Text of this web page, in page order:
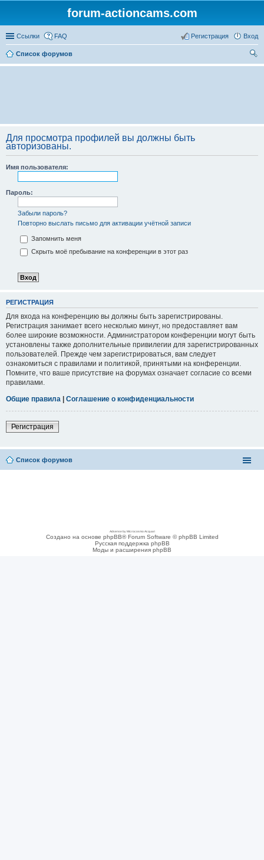
forum-actioncams.com
Ссылки FAQ Вход
Регистрация
Список форумов
ои
Для просмотра профилей вы должны быть
авторизованы.
Имя пользователя:
Пароль:
Забыли пароль?
Повторно выслать письмо для активации учётной записи
Запомнить меня
Скрыть моё пребывание на конференции в этот раз
РЕГИСТРАЦИЯ
Для входа на конференцию вы должны быть зарегистрированы.
Регистрация занимает всего несколько минут, но предоставляет вам
более широкие возможности. Администратором конференции могут быть
установлены также дополнительные привилегии для зарегистрированных
пользователей. Прежде чем зарегистрироваться, вам следует
ознакомиться с правилами и политикой, принятыми на конференции.
Помните, что ваше присутствие на форумах означает согласие со всеми
правилами.
Общие правила | Соглашение о конфиденциальности
Регистрация
Список форумов
Adsense by Microcosmo Acquari
Создано на основе phpBB® Forum Software © phpBB Limited
Русская поддержка phpBB
Моды и расширения phpBB